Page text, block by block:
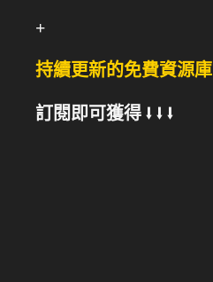
+
持續更新的免費資源庫
訂閱即可獲得 ⭣ ⭣ ⭣